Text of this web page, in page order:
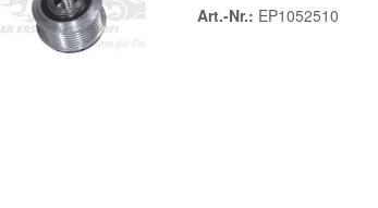
Art.-Nr.: EP1052510